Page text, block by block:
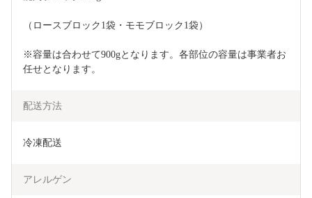
（ロースブロック1袋・モモブロック1袋）
※容量は合わせて900gとなります。各部位の容量は事業者お
任せとなります。
配送方法
冷凍配送
アレルゲン